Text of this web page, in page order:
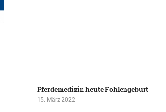
Pferdemedizin heute Fohlengeburt
15. März 2022